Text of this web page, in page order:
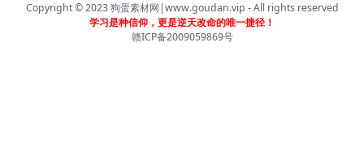
Copyright © 2023狗蛋素材网|www.goudan.vip - All rights reserved
学习是种信仰，更是逆天改命的唯一捷径！
赣ICP备2009059869号